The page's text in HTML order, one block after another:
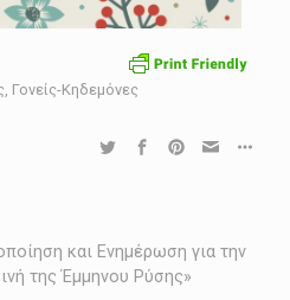
Γονείς-Κηδεμόνες
και Ενημέρωση για την
της Έμμηνου Ρύσης»